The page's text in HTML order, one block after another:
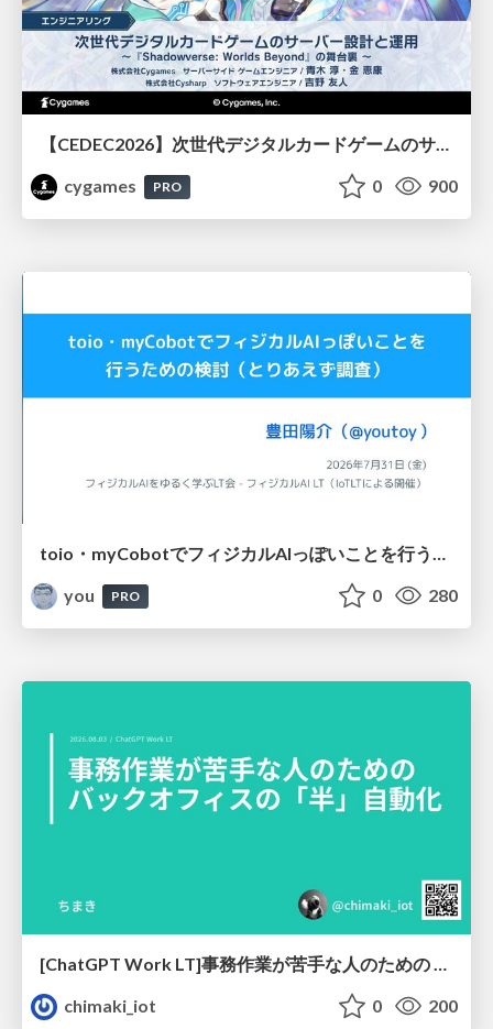
【CEDEC2026】次世代デジタルカードゲームのサーバー設計と運用 〜『Shadowverse: Worlds Beyond』の舞台裏～
cygames
PRO 0 900
toio・myCobotでフィジカルAIっぽいことを行うための検討（とりあえず調査） / フィジカルAI LT（IoTLTによる開催）
you
PRO 0 280
chimaki_iot
0 200